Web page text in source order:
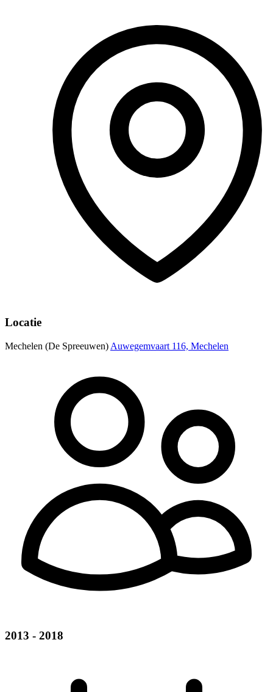
Locatie
Mechelen (De Spreeuwen) Auwegemvaart 116, Mechelen
2013 - 2018